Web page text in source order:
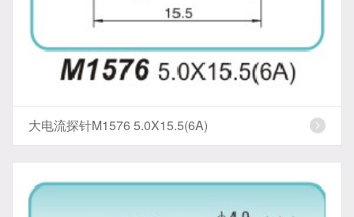
大电流探针M1576 5.0X15.5(6A)